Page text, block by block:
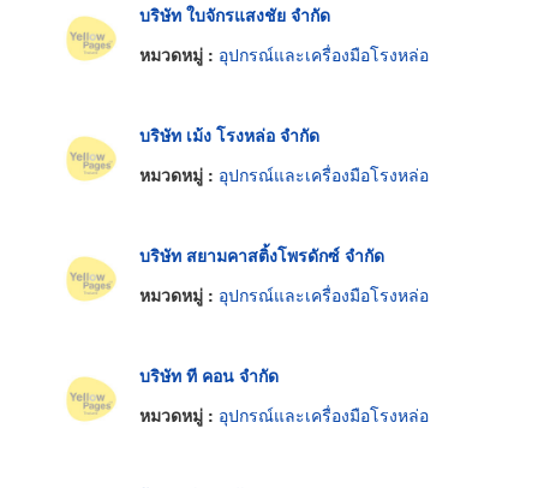
บริษัท ใบจักรแสงชัย จำกัด
หมวดหมู่ : อุปกรณ์และเครื่องมือโรงหล่อ
บริษัท เม้ง โรงหล่อ จำกัด
หมวดหมู่ : อุปกรณ์และเครื่องมือโรงหล่อ
บริษัท สยามคาสติ้งโพรดักซ์ จำกัด
หมวดหมู่ : อุปกรณ์และเครื่องมือโรงหล่อ
บริษัท ที คอน จำกัด
หมวดหมู่ : อุปกรณ์และเครื่องมือโรงหล่อ